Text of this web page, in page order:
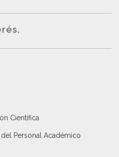
Científica
Personal Académico